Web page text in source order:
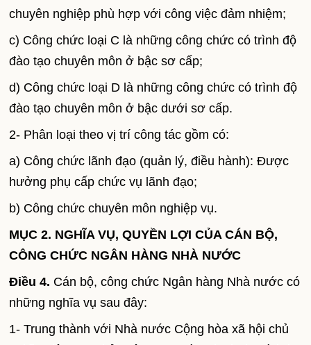
chuyên nghiệp phù hợp với công việc đảm nhiệm;
c) Công chức loại C là những công chức có trình độ
đào tạo chuyên môn ở bậc sơ cấp;
d) Công chức loại D là những công chức có trình độ
đào tạo chuyên môn ở bậc dưới sơ cấp.
2- Phân loại theo vị trí công tác gồm có:
a) Công chức lãnh đạo (quản lý, điều hành): Được
hưởng phụ cấp chức vụ lãnh đạo;
b) Công chức chuyên môn nghiệp vụ.
MỤC 2. NGHĨA VỤ, QUYỀN LỢI CỦA CÁN BỘ,
CÔNG CHỨC NGÂN HÀNG NHÀ NƯỚC
Điều 4. Cán bộ, công chức Ngân hàng Nhà nước có
những nghĩa vụ sau đây:
1- Trung thành với Nhà nước Cộng hòa xã hội chủ